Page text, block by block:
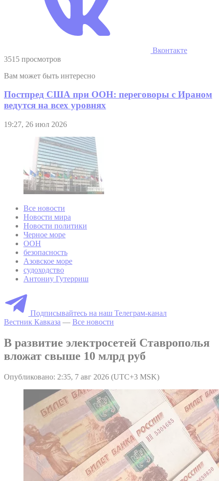
Вконтакте
3515 просмотров
Вам может быть интересно
Постпред США при ООН: переговоры с Ираном
ведутся на всех уровнях
19:27, 26 июл 2026
Все новости
Новости мира
Новости политики
Черное море
ООН
безопасность
Азовское море
судоходство
Антониу Гутерриш
Подписывайтесь на наш Телеграм-канал
Вестник Кавказа — Все новости
В развитие электросетей Ставрополья
вложат свыше 10 млрд руб
Опубликовано: 2:35, 7 авг 2026 (UTC+3 MSK)